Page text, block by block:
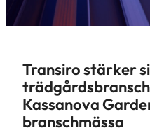
Transiro stärker
Kassanova
branschmässa